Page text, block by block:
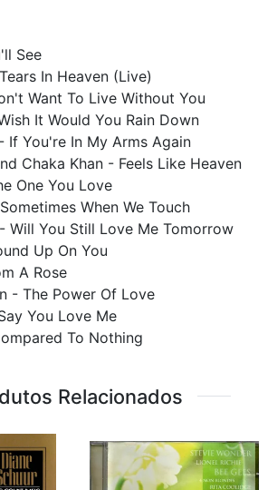
See
In Heaven (Live)
Want To Live Without You
It Would You Rain Down
If You're In My Arms Again
Chaka Khan - Feels Like Heaven
One You Love
When We Touch
Will You Still Love Me Tomorrow
Up On You
A Rose
- The Power Of Love
You Love Me
To Nothing
Relacionados